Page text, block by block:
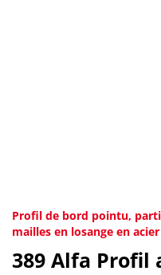
Profil de bord pointu,
mailles en losange en acier
389 Alfa Profil